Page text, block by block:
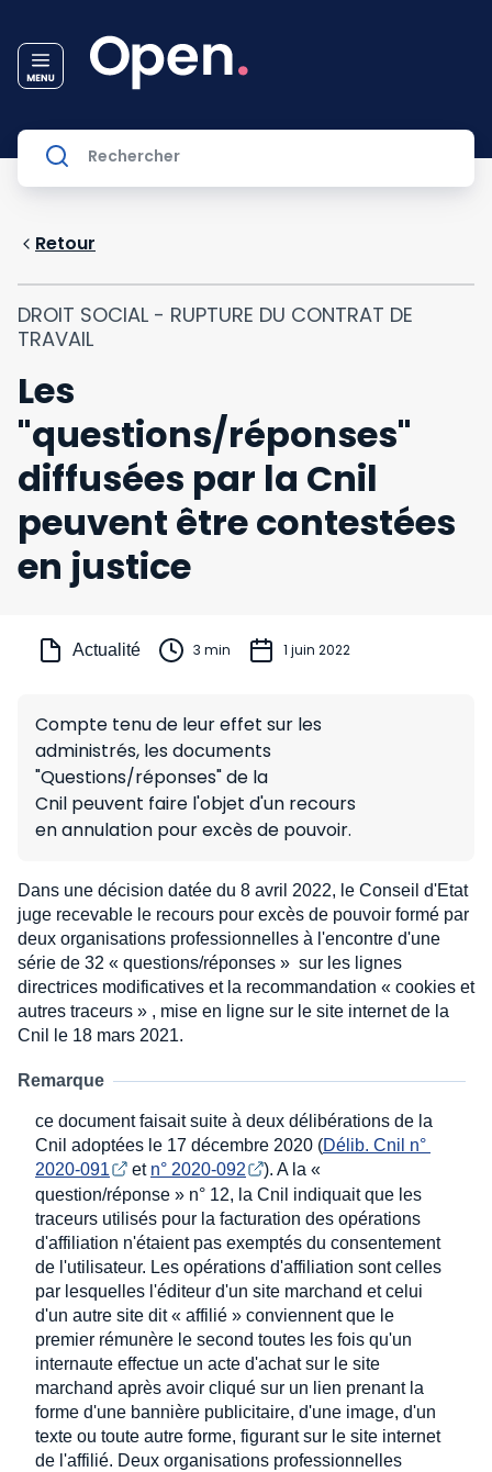
Retour
DROIT SOCIAL - RUPTURE DU CONTRAT DE
TRAVAIL
Les
"questions/réponses"
diffusées par la Cnil
peuvent être contestées
en justice
Actualité 3 min 1 juin 2022
Compte tenu de leur effet sur les
administrés, les documents
"Questions/réponses" de la
Cnil peuvent faire l'objet d'un recours
en annulation pour excès de pouvoir.
Dans une décision datée du 8 avril 2022, le Conseil d'Etat
juge recevable le recours pour excès de pouvoir formé par
deux organisations professionnelles à l'encontre d'une
série de 32 « questions/réponses » sur les lignes
directrices modificatives et la recommandation « cookies et
autres traceurs » , mise en ligne sur le site internet de la
Cnil le 18 mars 2021.
Remarque
ce document faisait suite à deux délibérations de la
Cnil adoptées le 17 décembre 2020 (Délib. Cnil n°
2020-091
et n° 2020-092
). A la «
question/réponse » n° 12, la Cnil indiquait que les
traceurs utilisés pour la facturation des opérations
d'affiliation n'étaient pas exemptés du consentement
de l'utilisateur. Les opérations d'affiliation sont celles
par lesquelles l'éditeur d'un site marchand et celui
d'un autre site dit « affilié » conviennent que le
premier rémunère le second toutes les fois qu'un
internaute effectue un acte d'achat sur le site
marchand après avoir cliqué sur un lien prenant la
forme d'une bannière publicitaire, d'une image, d'un
texte ou toute autre forme, figurant sur le site internet
de l'affilié. Deux organisations professionnelles